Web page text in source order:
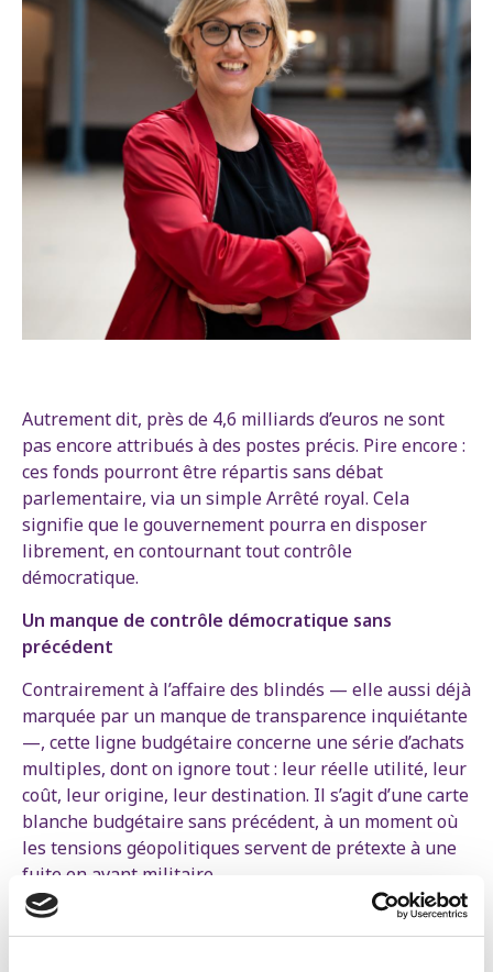
Autrement dit, près de 4,6 milliards d’euros ne sont
pas encore attribués à des postes précis. Pire encore :
ces fonds pourront être répartis sans débat
parlementaire, via un simple Arrêté royal. Cela
signifie que le gouvernement pourra en disposer
librement, en contournant tout contrôle
démocratique.
Un manque de contrôle démocratique sans
précédent
Contrairement à l’affaire des blindés — elle aussi déjà
marquée par un manque de transparence inquiétante
—, cette ligne budgétaire concerne une série d’achats
multiples, dont on ignore tout : leur réelle utilité, leur
coût, leur origine, leur destination. Il s’agit d’une carte
blanche budgétaire sans précédent, à un moment où
les tensions géopolitiques servent de prétexte à une
fuite en avant militaire.
« C’est d’une gravité extrême. Il ne s’agit plus d’un
achat ponctuel, mais d’un mécanisme d’évitement du